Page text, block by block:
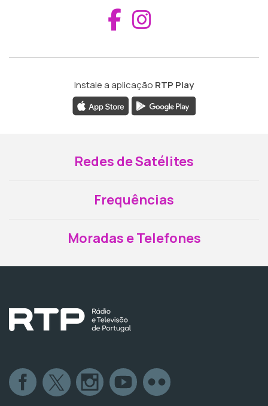
Aceder ao
Instale a aplicação RTP Play
Redes de Satélites
Frequências
Moradas e Telefones